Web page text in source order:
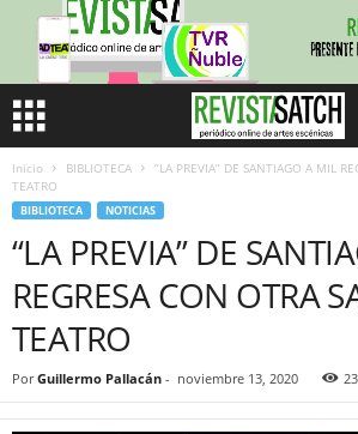
Inicio BIBLIOTECA
“LA PREVIA” DE SANTIAGO A MIL
TEATRO
BIBLIOTECA NOTICIAS
“LA PREVIA” DE
REGRESA CON OTRA
TEATRO
Por Guillermo Pallacán - noviembre 13, 2020